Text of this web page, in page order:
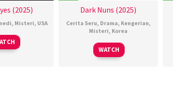
(2025)
, Misteri, USA
06
Feb
Josh
Ruben
Dark Nuns (2025)
Cerita Seru, Drama, Kengerian,
Misteri, Korea
24
Jan
권
혁
WATCH